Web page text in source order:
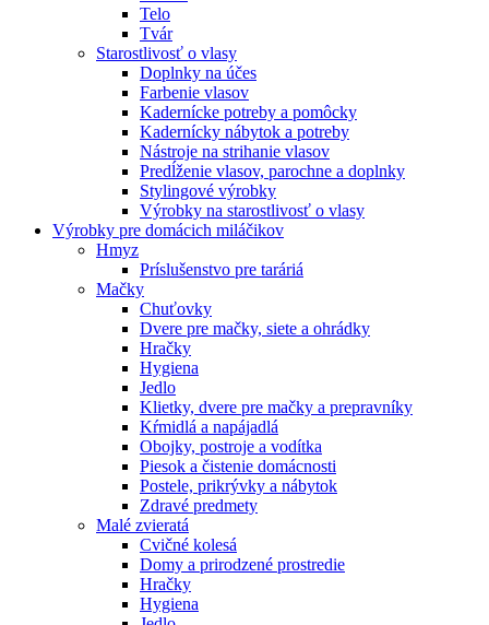
Telo
Tvár
Starostlivosť o vlasy
Doplnky na účes
Farbenie vlasov
Kadernícke potreby a pomôcky
Kadernícky nábytok a potreby
Nástroje na strihanie vlasov
Predĺženie vlasov, parochne a doplnky
Stylingové výrobky
Výrobky na starostlivosť o vlasy
Výrobky pre domácich miláčikov
Hmyz
Príslušenstvo pre taráriá
Mačky
Chuťovky
Dvere pre mačky, siete a ohrádky
Hračky
Hygiena
Jedlo
Klietky, dvere pre mačky a prepravníky
Kŕmidlá a napájadlá
Obojky, postroje a vodítka
Piesok a čistenie domácnosti
Postele, prikrývky a nábytok
Zdravé predmety
Malé zvieratá
Cvičné kolesá
Domy a prirodzené prostredie
Hračky
Hygiena